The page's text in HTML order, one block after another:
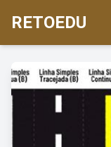
RETOEDU